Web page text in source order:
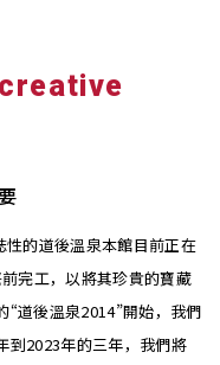
的道後溫泉本館目前正在
完工，以將其珍貴的寶藏
“道後溫泉2014”開始，我們
到2023年的三年，我們將